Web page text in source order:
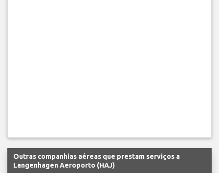
Outras companhias aéreas que prestam serviços a
Langenhagen Aeroporto (HAJ)